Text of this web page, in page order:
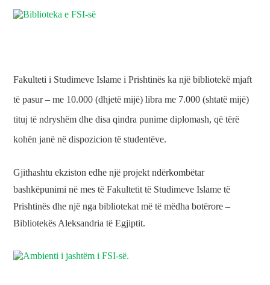
Fakulteti i Studimeve Islame i Prishtinës ka një bibliotekë mjaft
të pasur – me 10.000 (dhjetë mijë) libra me 7.000 (shtatë mijë)
tituj të ndryshëm dhe disa qindra punime diplomash, që tërë
kohën janë në dispozicion të studentëve.
Gjithashtu ekziston edhe një projekt ndërkombëtar
bashkëpunimi në mes të Fakultetit të Studimeve Islame të
Prishtinës dhe një nga bibliotekat më të mëdha botërore –
Bibliotekës Aleksandria të Egjiptit.